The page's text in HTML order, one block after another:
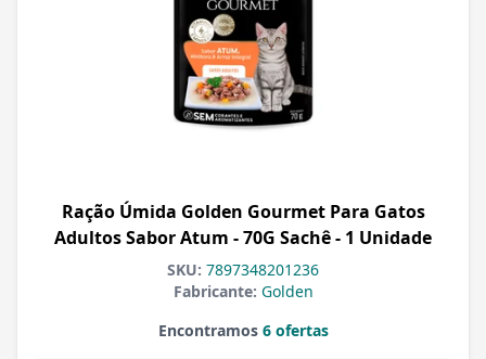
Ração Úmida Golden Gourmet Para Gatos
Adultos Sabor Atum - 70G Sachê - 1 Unidade
SKU: 7897348201236
Fabricante: Golden
Encontramos6 ofertas